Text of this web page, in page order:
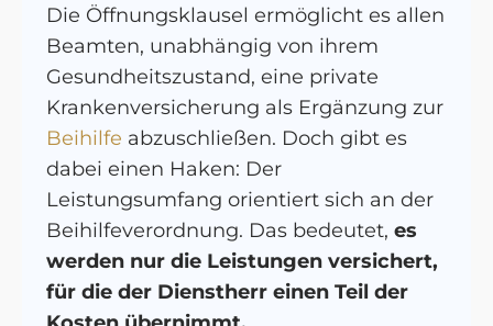
Die Öffnungsklausel ermöglicht es allen
Beamten, unabhängig von ihrem
Gesundheitszustand, eine private
Krankenversicherung als Ergänzung zur
Beihilfe abzuschließen. Doch gibt es
dabei einen Haken: Der
Leistungsumfang orientiert sich an der
Beihilfeverordnung. Das bedeutet,es
werden nur die Leistungen versichert,
für die der Dienstherr einen Teil der